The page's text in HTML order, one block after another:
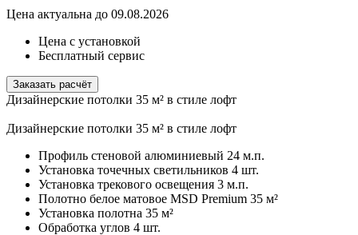
Цена актуальна до 09.08.2026
Цена с установкой
Бесплатный сервис
Заказать расчёт
Дизайнерские потолки 35 м² в стиле лофт
Дизайнерские потолки 35 м² в стиле лофт
Профиль стеновой алюминиевый 24 м.п.
Установка точечных светильников 4 шт.
Установка трекового освещения 3 м.п.
Полотно белое матовое MSD Premium 35 м²
Установка полотна 35 м²
Обработка углов 4 шт.